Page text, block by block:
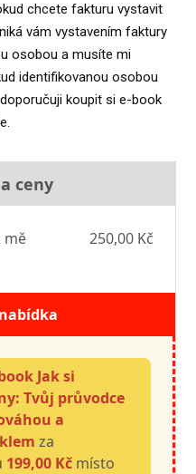
chcete fakturu vystavit
vám vystavením faktury
osobou a musíte mi
identifikovanou osobou
koupit si e-book
ceny
mě
250,00 Kč
Jak si
Tvůj průvodce
a
za
199,00 Kč místo